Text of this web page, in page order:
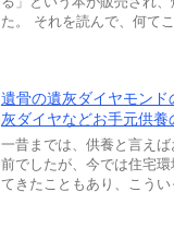
た。 それを読んで、何て
遺骨の遺灰ダイヤモンド
灰ダイヤなどお手元供養
一昔までは、供養と言え
前でしたが、今では住宅
てきたこともあり、こうい